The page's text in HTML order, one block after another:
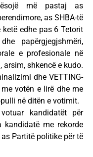
më pastaj as
as SHBA-të
ketë edhe pas 6 Tetorit
papërgjegjshmëri,
e profesionale në
arsim, shkencë e kudo.
dhe VETTING-
votën e lirë dhe me
në ditën e votimit.
kandidatët për
me rekorde
Partitë politike për të